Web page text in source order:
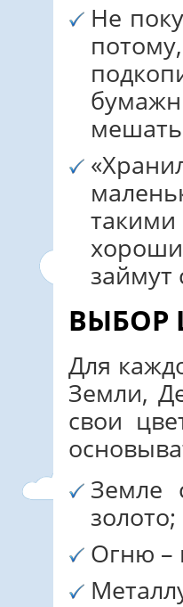
Не
займут
ВЫБОР
Для
Земли,
свои
Земле
золото;
Огню –